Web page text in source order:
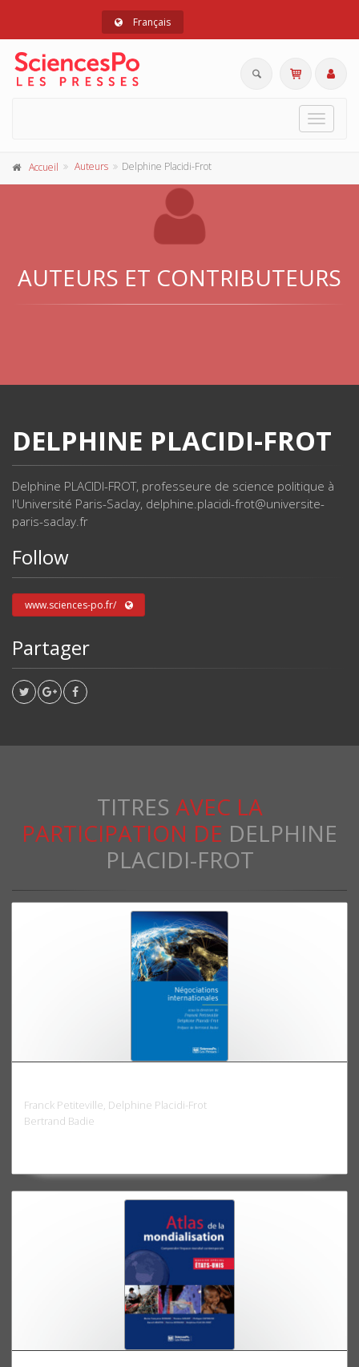
Français
Toggle
Accueil Auteurs Delphine Placidi-Frot
AUTEURS ET CONTRIBUTEURS
DELPHINE PLACIDI-FROT
Delphine PLACIDI-FROT, professeure de science politique à
l'Université Paris-Saclay, delphine.placidi-frot@universite-
paris-saclay.fr
Follow
www.sciences-po.fr/
Partager
TITRES AVEC LA
PARTICIPATION DE DELPHINE
PLACIDI-FROT
Franck Petiteville, Delphine Placidi-Frot
Bertrand Badie